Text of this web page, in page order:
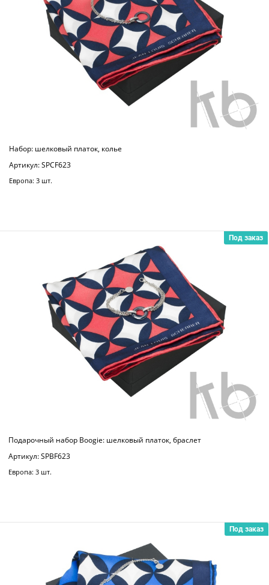
Набор: шелковый платок, колье
Артикул: SPCF623
Европа: 3 шт.
Под заказ
Подарочный набор Boogie: шелковый платок, браслет
Артикул: SPBF623
Европа: 3 шт.
Под заказ